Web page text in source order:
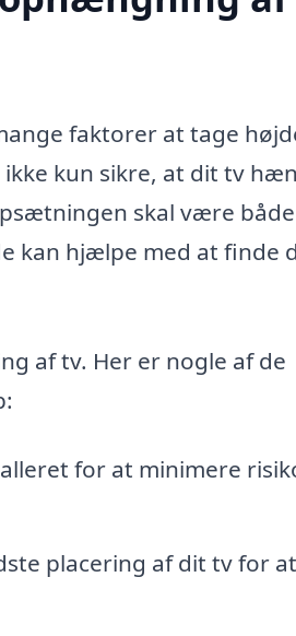
faktorer at tage
kun sikre, at dit tv
skal være både
kan hjælpe med at finde
af tv. Her er nogle af de
for at minimere
placering af dit tv for at